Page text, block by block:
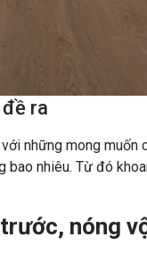
ra
những mong muốn
nhiêu. Từ đó
nóng